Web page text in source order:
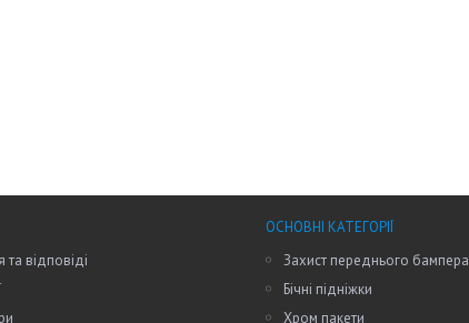
та відповіді
ОСНОВНІ КАТЕГОРІЇ
Захист переднього бампера
Бічні підніжки
Хром пакети